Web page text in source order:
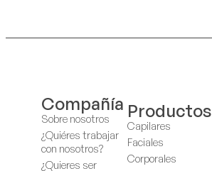
Compañía
Sobre nosotros
¿Quiéres trabajar
con nosotros?
¿Quieres ser
Productos
Capilares
Faciales
Corporales